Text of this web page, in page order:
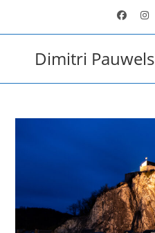
Dimitri Pauwels